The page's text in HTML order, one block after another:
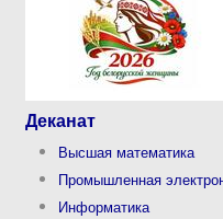
Деканат
Высшая математика
Промышленная
Информатика